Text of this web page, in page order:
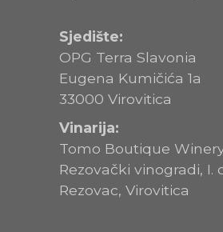
Sjedište:
OPG Terra Slavonia
Eugena Kumičića 1a
33000 Virovitica
Vinarija:
Tomo Boutique
Rezovački vinogradi, I.
Rezovac, Virovitica